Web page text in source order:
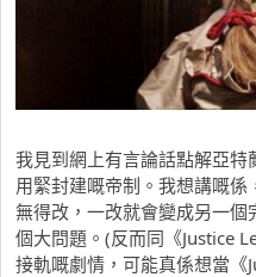
我見到網上有言論話點解亞
用緊封建嘅帝制。我想講嘅
無得改，一改就會變成另一
個大問題。(反而同《Justice
接軌嘅劇情，可能真係想當《